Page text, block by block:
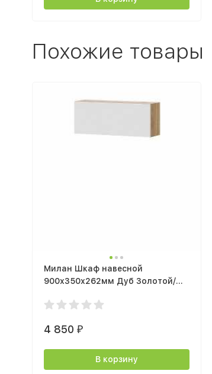
Похожие товары
Милан Шкаф навесной
900х350х262мм Дуб Золотой/
4 850 ₽
В корзину